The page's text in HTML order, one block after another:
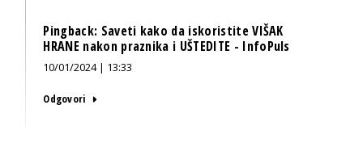
Pingback: Saveti kako da iskoristite VIŠAK
HRANE nakon praznika i UŠTEDITE - InfoPuls
10/01/2024 | 13:33
Odgovori